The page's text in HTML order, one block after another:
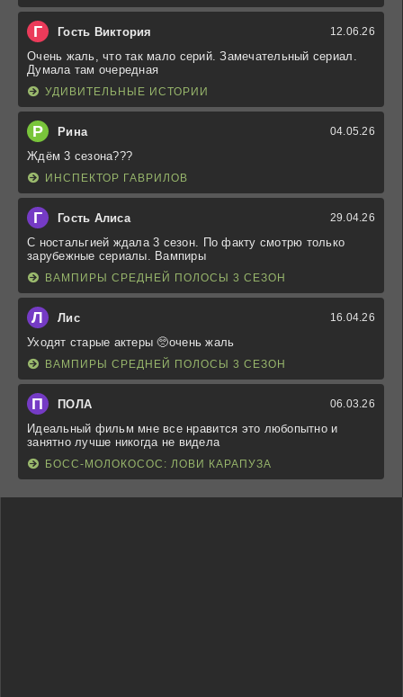
Г Гость Виктория 12.06.26
Очень жаль, что так мало серий. Замечательный сериал.
Думала там очередная
УДИВИТЕЛЬНЫЕ ИСТОРИИ
Р Рина 04.05.26
Ждём 3 сезона???
ИНСПЕКТОР ГАВРИЛОВ
Г Гость Алиса 29.04.26
С ностальгией ждала 3 сезон. По факту смотрю только
зарубежные сериалы. Вампиры
ВАМПИРЫ СРЕДНЕЙ ПОЛОСЫ 3 СЕЗОН
Л Лис 16.04.26
Уходят старые актеры 🥺очень жаль
ВАМПИРЫ СРЕДНЕЙ ПОЛОСЫ 3 СЕЗОН
П ПОЛА 06.03.26
Идеальный фильм мне все нравится это любопытно и
занятно лучше никогда не видела
БОСС-МОЛОКОСОС: ЛОВИ КАРАПУЗА